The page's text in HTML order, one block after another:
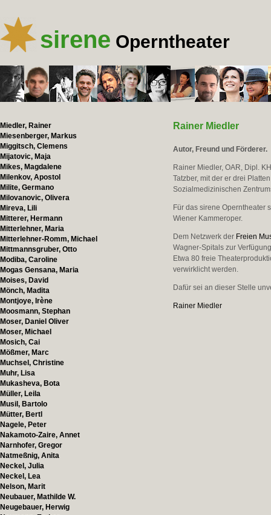
sirene Operntheater
Miedler, Rainer
Miesenberger, Markus
Miggitsch, Clemens
Mijatovic, Maja
Mikes, Magdalene
Milenkov, Apostol
Milite, Germano
Milovanovic, Olivera
Mireva, Lili
Mitterer, Hermann
Mitterlehner, Maria
Mitterlehner-Romm, Michael
Mittmannsgruber, Otto
Modiba, Caroline
Mogas Gensana, Maria
Moises, David
Mönch, Madita
Montjoye, Irène
Moosmann, Stephan
Moser, Daniel Oliver
Moser, Michael
Mosich, Cai
Mößmer, Marc
Muchsel, Christine
Muhr, Lisa
Mukasheva, Bota
Müller, Leila
Musil, Bartolo
Mütter, Bertl
Nagele, Peter
Nakamoto-Zaire, Annet
Narnhofer, Gregor
Natmeßnig, Anita
Neckel, Julia
Neckel, Lea
Nelson, Marit
Neubauer, Mathilde W.
Neugebauer, Herwig
Rainer Miedler
Autor, Freund und Förderer.
Rainer Miedler, OAR, Dipl.
Tatzber, mit der er drei
Sozialmedizinischen
Für das sirene Operntheater
Wiener Kammeroper.
Dem Netzwerk der Freien
Wagner-Spitals zur
Etwa 80 freie
verwirklicht werden.
Dafür sei an dieser Stelle
Rainer Miedler